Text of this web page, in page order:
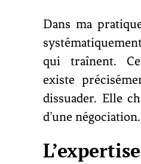
Dans ma
qui traînent.
existe
dissuader. Elle
d’une négociation.
L’expertise